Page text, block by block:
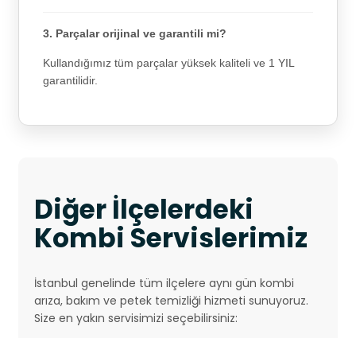
3. Parçalar orijinal ve garantili mi?
Kullandığımız tüm parçalar yüksek kaliteli ve 1 YIL
garantilidir.
Diğer İlçelerdeki
Kombi Servislerimiz
İstanbul genelinde tüm ilçelere aynı gün kombi
arıza, bakım ve petek temizliği hizmeti sunuyoruz.
Size en yakın servisimizi seçebilirsiniz: